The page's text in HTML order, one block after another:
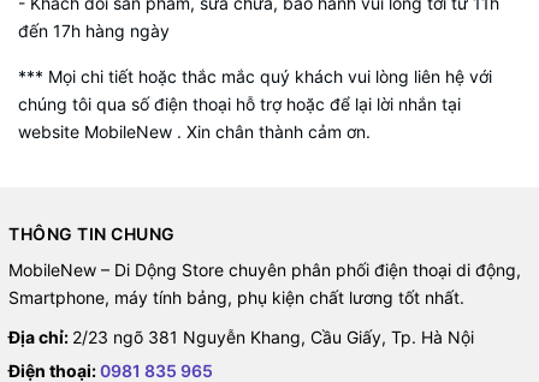
đến 17h hàng ngày
*** Mọi chi tiết hoặc thắc mắc quý khách vui lòng liên hệ với
chúng tôi qua số điện thoại hỗ trợ hoặc để lại lời nhắn tại
website MobileNew . Xin chân thành cảm ơn.
THÔNG TIN CHUNG
MobileNew – Di Dộng Store chuyên phân phối điện thoại di động,
Smartphone, máy tính bảng, phụ kiện chất lương tốt nhất.
Địa chỉ: 2/23 ngõ 381 Nguyễn Khang, Cầu Giấy, Tp. Hà Nội
Điện thoại:0981 835 965